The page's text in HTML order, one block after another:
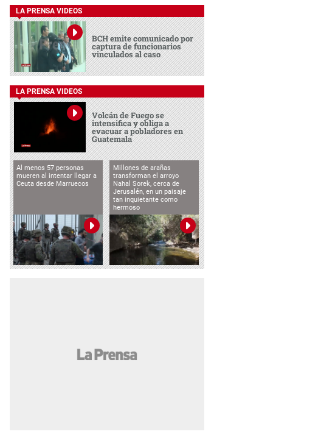
LA PRENSA VIDEOS
BCH emite comunicado por
captura de funcionarios
vinculados al caso
LA PRENSA VIDEOS
Volcán de Fuego se
intensifica y obliga a
evacuar a pobladores en
Guatemala
Al menos 57 personas
mueren al intentar llegar a
Ceuta desde Marruecos
Millones de arañas
transforman el arroyo
Nahal Sorek, cerca de
Jerusalén, en un paisaje
tan inquietante como
hermoso